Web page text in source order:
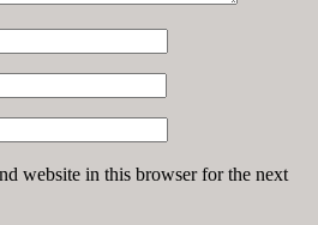
website in this browser for the next